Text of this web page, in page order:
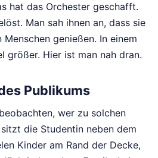
hat das Orchester geschafft.
Man sah ihnen an, dass sie
genießen. In einem
größer. Hier ist man nah dran.
Publikums
wer zu solchen
die Studentin neben dem
Kinder am Rand der Decke,